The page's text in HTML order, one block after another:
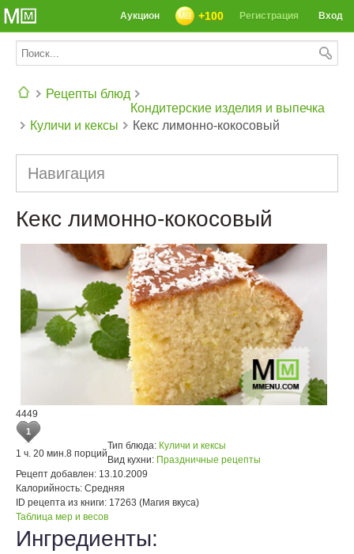
СЕГОДНЯ: 39142 РЕЦЕПТА
Вход
Регистрация
+100
Аукцион
Рецепты блюд
Кондитерские изделия и выпечка
Куличи и кексы
Кекс лимонно-кокосовый
Навигация
Кекс лимонно-кокосовый
4449
1
1 ч. 20 мин.8 порций
Тип блюда: Куличи и кексы
Вид кухни: Праздничные рецепты
Рецепт добавлен: 13.10.2009
Калорийность: Средняя
ID рецепта из книги: 17263 (Магия вкуса)
Таблица мер и весов
Ингредиенты: